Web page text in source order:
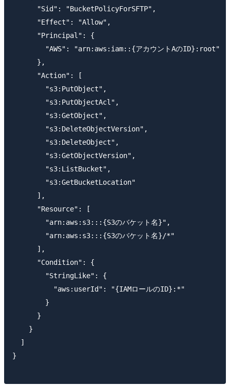
      "Sid": "BucketPolicyForSFTP",
      "Effect": "Allow",
      "Principal": {
        "AWS": "arn:aws:iam::{アカウントAのID}:root"
      },
      "Action": [
        "s3:PutObject",
        "s3:PutObjectAcl",
        "s3:GetObject",
        "s3:DeleteObjectVersion",
        "s3:DeleteObject",
        "s3:GetObjectVersion",
        "s3:ListBucket",
        "s3:GetBucketLocation"
      ],
      "Resource": [
        "arn:aws:s3:::{S3のバケット名}",
        "arn:aws:s3:::{S3のバケット名}/*"
      ],
      "Condition": {
        "StringLike": {
          "aws:userId": "{IAMロールのID}:*"
        }
      }
    }
  ]
}